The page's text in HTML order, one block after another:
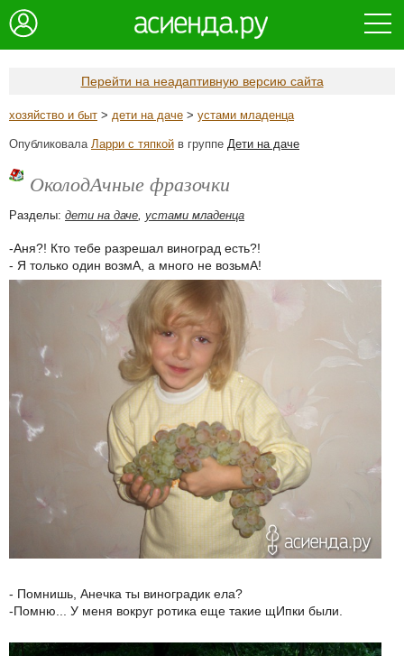
Перейти на неадаптивную версию сайта
хозяйство и быт > дети на даче > устами младенца
Опубликовала Ларри с тяпкой в группе Дети на даче
ОколодАчные фразочки
Разделы: дети на даче, устами младенца
-Аня?! Кто тебе разрешал виноград есть?!
- Я только один возмА, а много не возьмА!
- Помнишь, Анечка ты виноградик ела?
-Помню... У меня вокруг ротика еще такие щИпки были.